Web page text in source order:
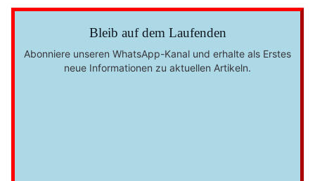
Bleib auf dem Laufenden
Abonniere unseren WhatsApp-Kanal und erhalte als Erstes
neue Informationen zu aktuellen Artikeln.